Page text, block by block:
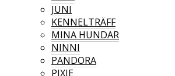
JUNI
KENNELTRÄFF
MINA HUNDAR
NINNI
PANDORA
PIXIE